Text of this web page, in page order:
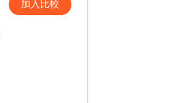
加入比較